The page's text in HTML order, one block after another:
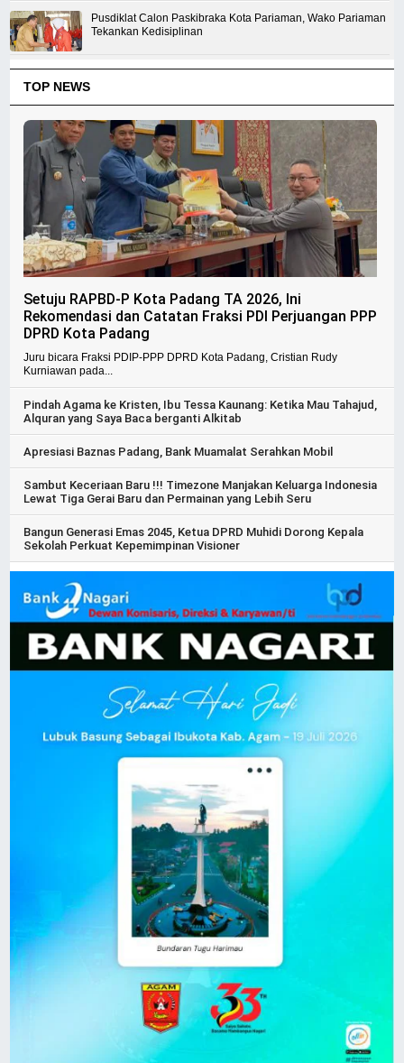
Pusdiklat Calon Paskibraka Kota Pariaman, Wako Pariaman
Tekankan Kedisiplinan
TOP NEWS
Setuju RAPBD-P Kota Padang TA 2026, Ini
Rekomendasi dan Catatan Fraksi PDI Perjuangan PPP
DPRD Kota Padang
Juru bicara Fraksi PDIP-PPP DPRD Kota Padang, Cristian Rudy
Kurniawan pada...
Pindah Agama ke Kristen, Ibu Tessa Kaunang: Ketika Mau Tahajud,
Alquran yang Saya Baca berganti Alkitab
Apresiasi Baznas Padang, Bank Muamalat Serahkan Mobil
Sambut Keceriaan Baru !!! Timezone Manjakan Keluarga Indonesia
Lewat Tiga Gerai Baru dan Permainan yang Lebih Seru
Bangun Generasi Emas 2045, Ketua DPRD Muhidi Dorong Kepala
Sekolah Perkuat Kepemimpinan Visioner